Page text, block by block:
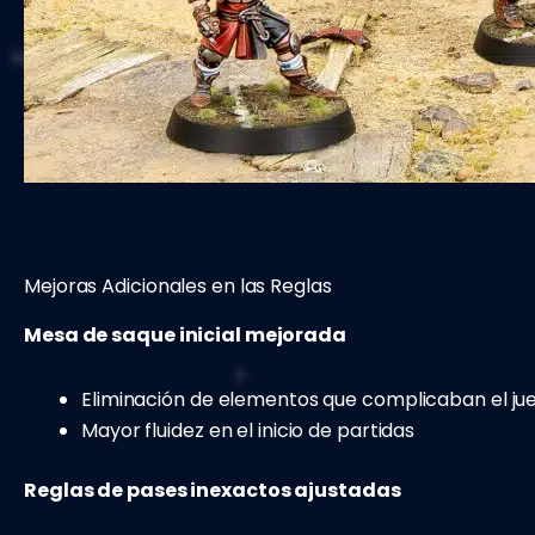
Mejoras Adicionales en las Reglas
Mesa de saque inicial mejorada
Eliminación de elementos que complicaban el
Mayor fluidez en el inicio de partidas
Reglas de pases inexactos ajustadas